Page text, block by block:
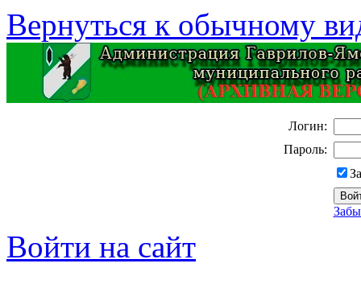
Вернуться к обычному
Логин:
Пароль:
Войти на сайт